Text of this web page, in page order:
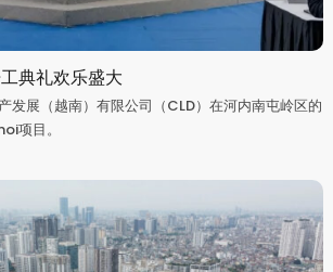
典礼欢乐盛大
发展（越南）有限公司（CLD）在河内南屯岭区的
项目。